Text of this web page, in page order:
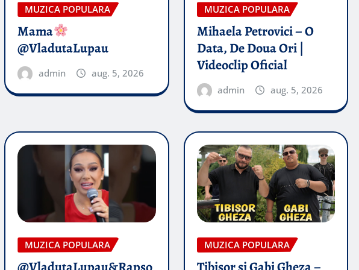
MUZICA POPULARA
Mama
@VladutaLupau
admin aug. 5, 2026
MUZICA POPULARA
Mihaela Petrovici – O
Data, De Doua Ori |
Videoclip Oficial
admin aug. 5, 2026
MUZICA POPULARA MUZICA POPULARA